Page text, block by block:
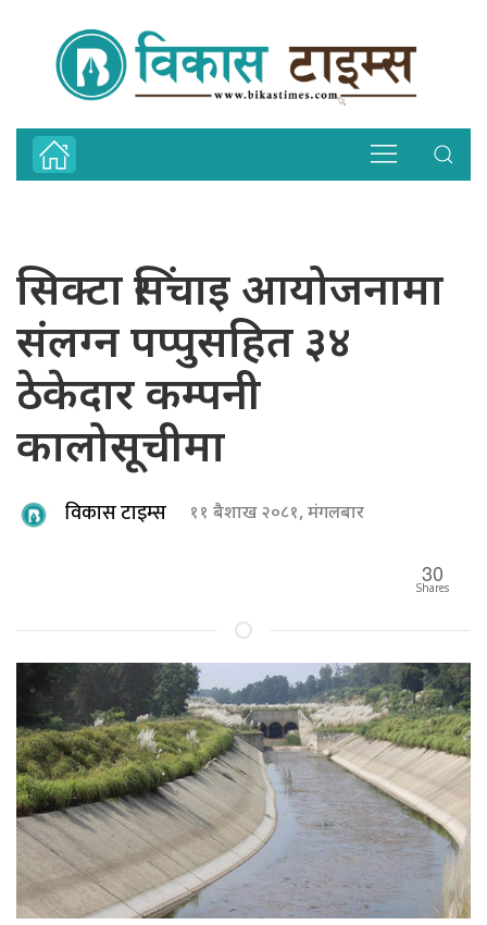
सिक्टा सिंचाइ आयोजनामा
संलग्न पप्पुसहित ३४
ठेकेदार कम्पनी
कालोसूचीमा
विकास टाइम्स ११ बैशाख २०८१, मंगलबार
30
Shares